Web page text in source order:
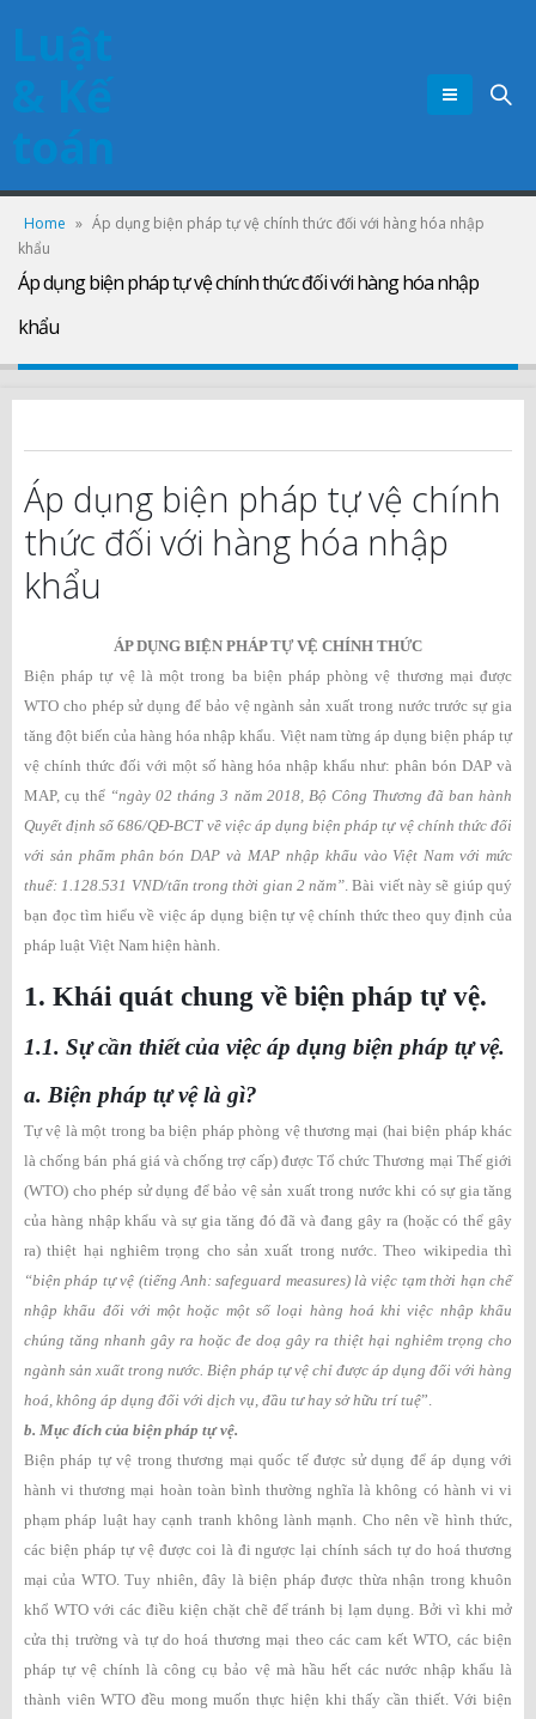
Luật
& Kế
toán
Home » Áp dụng biện pháp tự vệ chính thức đối với hàng hóa nhập
khẩu
Áp dụng biện pháp tự vệ chính thức đối với hàng hóa nhập
khẩu
Áp dụng biện pháp tự vệ chính
thức đối với hàng hóa nhập
khẩu
ÁP DỤNG BIỆN PHÁP TỰ VỆ CHÍNH THỨC
Biện pháp tự vệ là một trong ba biện pháp phòng vệ thương mại được
WTO cho phép sử dụng để bảo vệ ngành sản xuất trong nước trước sự gia
tăng đột biến của hàng hóa nhập khẩu. Việt nam từng áp dụng biện pháp tự
vệ chính thức đối với một số hàng hóa nhập khẩu như: phân bón DAP và
MAP, cụ thể “ngày 02 tháng 3 năm 2018, Bộ Công Thương đã ban hành
Quyết định số 686/QĐ-BCT về việc áp dụng biện pháp tự vệ chính thức đối
với sản phẩm phân bón DAP và MAP nhập khẩu vào Việt Nam với mức
thuế: 1.128.531 VND/tấn trong thời gian 2 năm”. Bài viết này sẽ giúp quý
bạn đọc tìm hiểu về việc áp dụng biện tự vệ chính thức theo quy định của
pháp luật Việt Nam hiện hành.
1. Khái quát chung về biện pháp tự vệ.
1.1. Sự cần thiết của việc áp dụng biện pháp tự vệ.
a. Biện pháp tự vệ là gì?
Tự vệ là một trong ba biện pháp phòng vệ thương mại (hai biện pháp khác
là chống bán phá giá và chống trợ cấp) được Tổ chức Thương mại Thế giới
(WTO) cho phép sử dụng để bảo vệ sản xuất trong nước khi có sự gia tăng
của hàng nhập khẩu và sự gia tăng đó đã và đang gây ra (hoặc có thể gây
ra) thiệt hại nghiêm trọng cho sản xuất trong nước. Theo wikipedia thì
“biện pháp tự vệ (tiếng Anh: safeguard measures) là việc tạm thời hạn chế
nhập khẩu đối với một hoặc một số loại hàng hoá khi việc nhập khẩu
chúng tăng nhanh gây ra hoặc đe doạ gây ra thiệt hại nghiêm trọng cho
ngành sản xuất trong nước. Biện pháp tự vệ chỉ được áp dụng đối với hàng
hoá, không áp dụng đối với dịch vụ, đầu tư hay sở hữu trí tuệ”.
b. Mục đích của biện pháp tự vệ.
Biện pháp tự vệ trong thương mại quốc tế được sử dụng để áp dụng với
hành vi thương mại hoàn toàn bình thường nghĩa là không có hành vi vi
phạm pháp luật hay cạnh tranh không lành mạnh. Cho nên về hình thức,
các biện pháp tự vệ được coi là đi ngược lại chính sách tự do hoá thương
mại của WTO. Tuy nhiên, đây là biện pháp được thừa nhận trong khuôn
khổ WTO với các điều kiện chặt chẽ để tránh bị lạm dụng. Bởi vì khi mở
cửa thị trường và tự do hoá thương mại theo các cam kết WTO, các biện
pháp tự vệ chính là công cụ bảo vệ mà hầu hết các nước nhập khẩu là
thành viên WTO đều mong muốn thực hiện khi thấy cần thiết. Với biện